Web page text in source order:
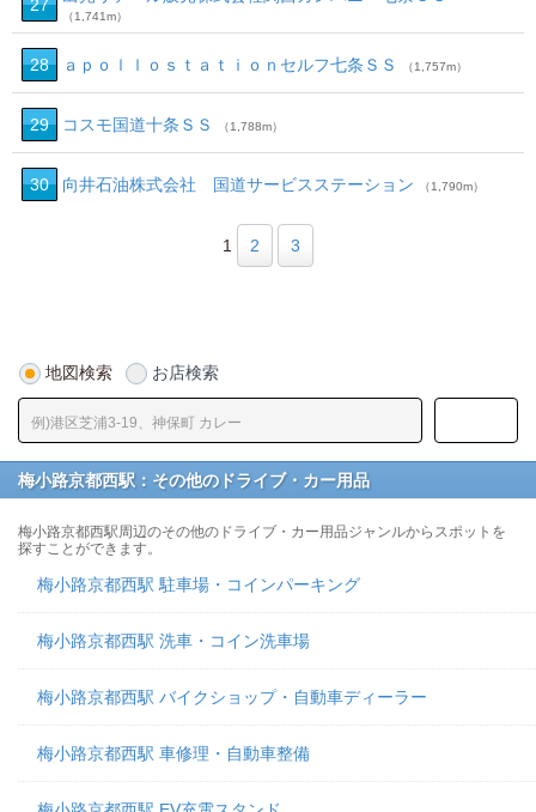
27
（1,741m）
28 ａｐｏｌｌｏｓｔａｔｉｏｎセルフ七条ＳＳ （1,757m）
29 コスモ国道十条ＳＳ （1,788m）
30 向井石油株式会社 国道サービスステーション （1,790m）
1 2 3
地図検索 お店検索
梅小路京都西駅：その他のドライブ・カー用品
梅小路京都西駅周辺のその他のドライブ・カー用品ジャンルからスポットを
探すことができます。
梅小路京都西駅 駐車場・コインパーキング
梅小路京都西駅 洗車・コイン洗車場
梅小路京都西駅 バイクショップ・自動車ディーラー
梅小路京都西駅 車修理・自動車整備